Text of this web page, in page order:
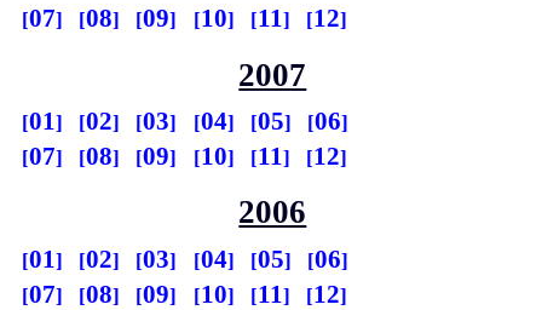
07
08 09 10 11 12
2007
01 02 03 04 05
06
07
08 09 10 11 12
2006
01 02 03 04 05
06
07
08 09 10 11 12